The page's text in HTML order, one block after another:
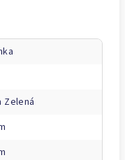
Zelená